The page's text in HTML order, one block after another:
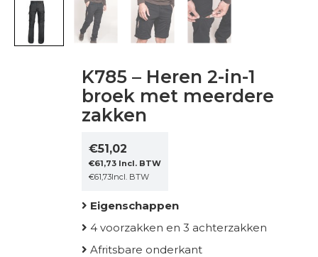
K785 – Heren 2-in-1
broek met meerdere
zakken
€51,02
€61,73 Incl. BTW
€61,73Incl. BTW
Eigenschappen
4 voorzakken en 3 achterzakken
Afritsbare onderkant